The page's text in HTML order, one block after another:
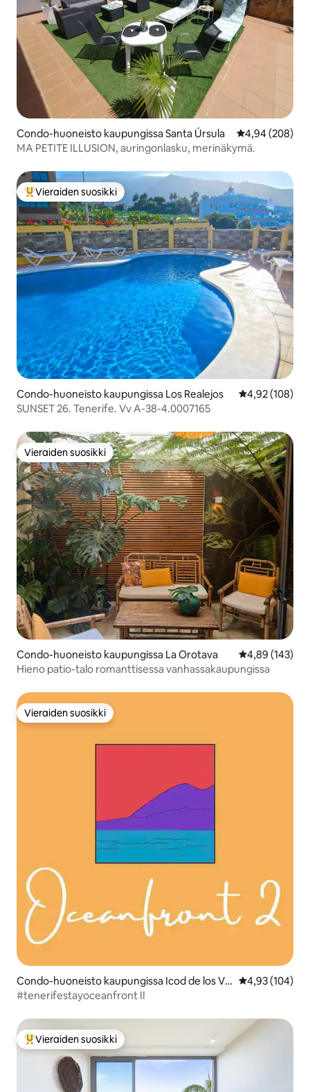
Condo-huoneisto kaupungissa Santa Úrsula
4,94 (208)
MA PETITE ILLUSION, auringonlasku, merinäkymä.
Vieraiden suosikkien parhaimmistoa
Vieraiden suosikki
Condo-huoneisto kaupungissa Los Realejos
4,92 (108)
SUNSET 26. Tenerife. Vv A-38-4.0007165
Vieraiden suosikki
Vieraiden suosikki
Condo-huoneisto kaupungissa La Orotava
4,89 (143)
Hieno patio-talo romanttisessa vanhassakaupungissa
Vieraiden suosikki
Vieraiden suosikki
Condo-huoneisto kaupungissa Icod de los Vin
os
4,93 (104)
#tenerifestayoceanfront II
Vieraiden suosikkien parhaimmistoa
Vieraiden suosikki